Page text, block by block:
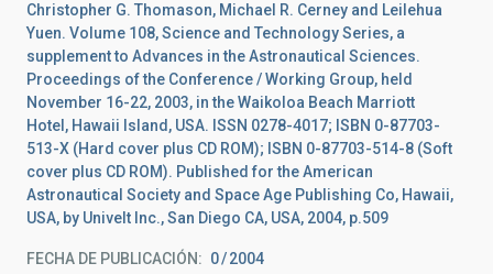
Christopher G. Thomason, Michael R. Cerney and Leilehua
Yuen. Volume 108, Science and Technology Series, a
supplement to Advances in the Astronautical Sciences.
Proceedings of the Conference / Working Group, held
November 16-22, 2003, in the Waikoloa Beach Marriott
Hotel, Hawaii Island, USA. ISSN 0278-4017; ISBN 0-87703-
513-X (Hard cover plus CD ROM); ISBN 0-87703-514-8 (Soft
cover plus CD ROM). Published for the American
Astronautical Society and Space Age Publishing Co, Hawaii,
USA, by Univelt Inc., San Diego CA, USA, 2004, p.509
FECHA DE PUBLICACIÓN: 0 2004